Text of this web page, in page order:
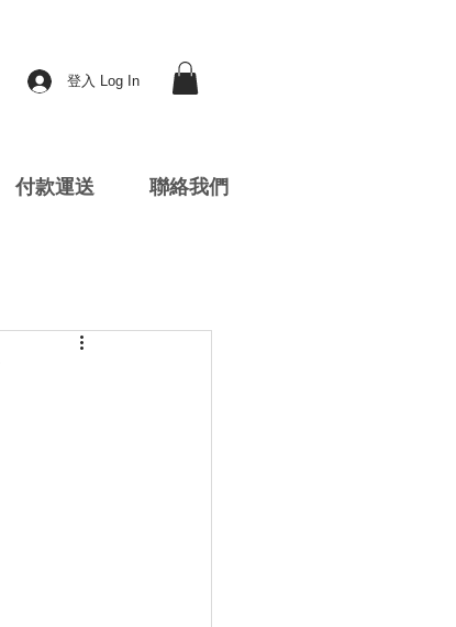
登入 Log In
付款運送 聯絡我們